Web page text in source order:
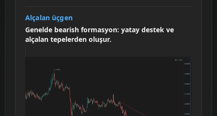
Alçalan üçgen
Genelde bearish formasyon: yatay destek ve
alçalan tepelerden oluşur.